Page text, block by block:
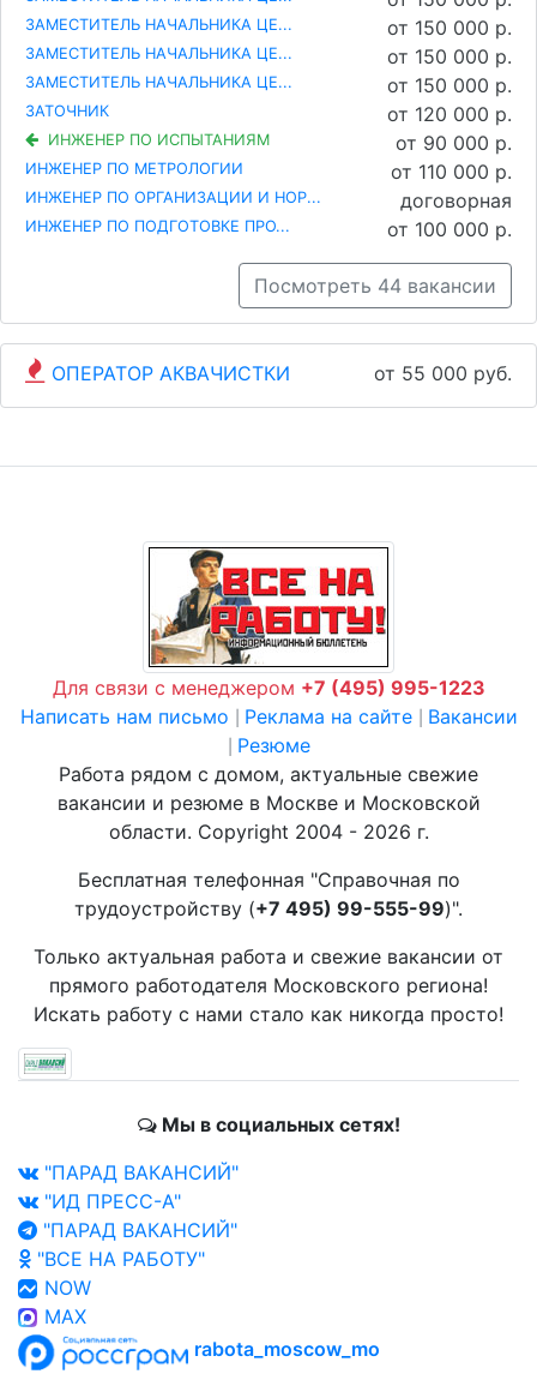
ЗАМЕСТИТЕЛЬ НАЧАЛЬНИКА ЦЕ... от 150 000 р.
ЗАМЕСТИТЕЛЬ НАЧАЛЬНИКА ЦЕ... от 150 000 р.
ЗАМЕСТИТЕЛЬ НАЧАЛЬНИКА ЦЕ... от 150 000 р.
ЗАТОЧНИК от 120 000 р.
ИНЖЕНЕР ПО ИСПЫТАНИЯМ от 90 000 р.
ИНЖЕНЕР ПО МЕТРОЛОГИИ от 110 000 р.
ИНЖЕНЕР ПО ОРГАНИЗАЦИИ И НОР... договорная
ИНЖЕНЕР ПО ПОДГОТОВКЕ ПРО... от 100 000 р.
Посмотреть 44 вакансии
ОПЕРАТОР АКВАЧИСТКИ от 55 000 руб.
Для связи с менеджером +7 (495) 995-1223
Написать нам письмо
Реклама на сайте Вакансии
Резюме
Работа рядом с домом, актуальные свежие
вакансии и резюме в Москве и Московской
области. Copyright 2004 - 2026 г.
Бесплатная телефонная "Справочная по
трудоустройству (+7 495) 99-555-99)".
Только актуальная работа и свежие вакансии от
прямого работодателя Московского региона!
Искать работу с нами стало как никогда просто!
Мы в социальных сетях!
"ПАРАД ВАКАНСИЙ"
"ИД ПРЕСС-А"
"ПАРАД ВАКАНСИЙ"
"ВСЕ НА РАБОТУ"
NOW
MAX
rabota_moscow_mo